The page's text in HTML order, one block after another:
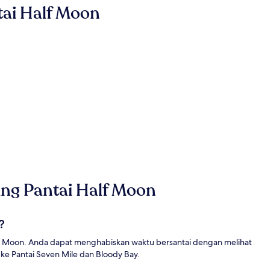
Half Moon
Pantai Half Moon
Anda dapat menghabiskan waktu bersantai dengan
Pantai Seven Mile dan Bloody Bay.